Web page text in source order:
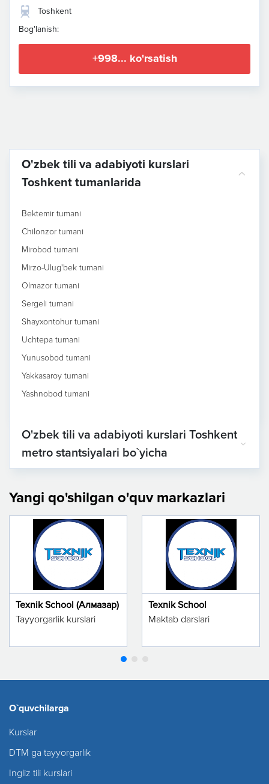
Toshkent
Bog'lanish:
+998... ko'rsatish
O'zbek tili va adabiyoti kurslari
Toshkent tumanlarida
Bektemir tumani
Chilonzor tumani
Mirobod tumani
Mirzo-Ulug'bek tumani
Olmazor tumani
Sergeli tumani
Shayxontohur tumani
Uchtepa tumani
Yunusobod tumani
Yakkasaroy tumani
Yashnobod tumani
O'zbek tili va adabiyoti kurslari Toshkent
metro stantsiyalari bo`yicha
Yangi qo'shilgan o'quv markazlari
Texnik School (Алмазар)
Tayyorgarlik kurslari
Texnik School
Maktab darslari
O`quvchilarga
Kurslar
DTM ga tayyorgarlik
Ingliz tili kurslari